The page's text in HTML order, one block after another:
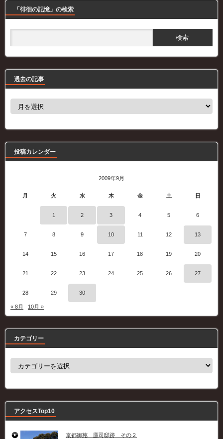
「徘徊の記憶」の検索
過去の記事
過
事
投稿カレンダー
2009年9月
月 火 水 木 金 土 日
1 2 3 4 5 6
7 8 9 10 11 12 13
14 15 16 17 18 19 20
21 22 23 24 25 26 27
28 29 30
« 8月 10月 »
カテゴリー
カ
ー
アクセスTop10
京都御苑 鷹司邸跡 その２